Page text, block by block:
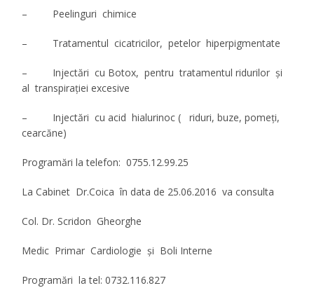
– Peelinguri chimice
– Tratamentul cicatricilor, petelor hiperpigmentate
– Injectări cu Botox, pentru tratamentul ridurilor şi
al transpiraţiei excesive
– Injectări cu acid hialurinoc ( riduri, buze, pomeţi,
cearcăne)
Programări la telefon: 0755.12.99.25
La Cabinet Dr.Coica în data de 25.06.2016va consulta
Col. Dr. Scridon Gheorghe
Medic Primar Cardiologie şi Boli Interne
Programări la tel: 0732.116.827